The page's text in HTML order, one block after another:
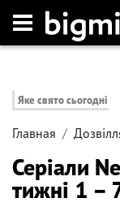
Яке свято сьогодні
Главная
Серіали
тижні 1 –